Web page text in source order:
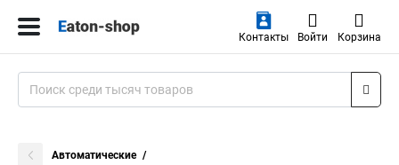
Контакты Войти Корзина
Автоматические